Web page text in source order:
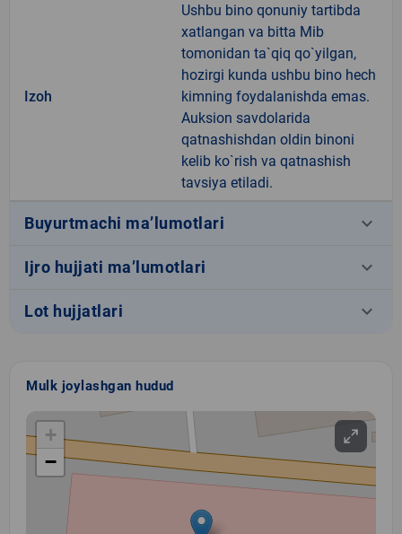
Izoh
Ushbu bino qonuniy tartibda
xatlangan va bitta Mib
tomonidan ta`qiq qo`yilgan,
hozirgi kunda ushbu bino hech
kimning foydalanishda emas.
Auksion savdolarida
qatnashishdan oldin binoni
kelib ko`rish va qatnashish
tavsiya etiladi.
Buyurtmachi ma’lumotlari keyboard_arrow_down
Ijro hujjati ma’lumotlari keyboard_arrow_down
Lot hujjatlari keyboard_arrow_down
Mulk joylashgan hudud
+
−